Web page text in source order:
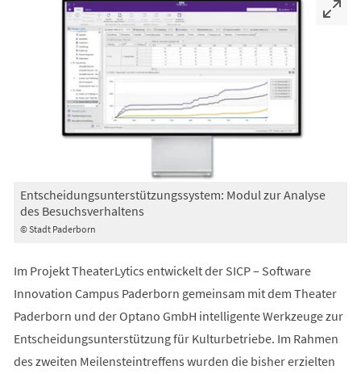
© Stadt Paderborn
Entscheidungsunterstützungssystem: Modul zur Analyse
des Besuchsverhaltens
Im Projekt TheaterLytics entwickelt der SICP – Software
Innovation Campus Paderborn gemeinsam mit dem Theater
Paderborn und der Optano GmbH intelligente Werkzeuge zur
Entscheidungsunterstützung für Kulturbetriebe. Im Rahmen
des zweiten Meilensteintreffens wurden die bisher erzielten